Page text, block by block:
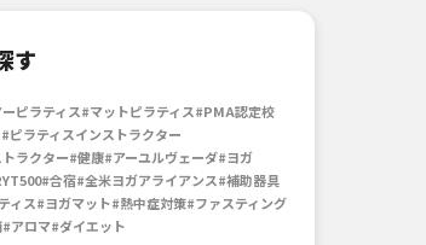
す
ピラティス#マットピラティス#PMA認定校
#ピラティスインストラクター
ラクター#健康#アーユルヴェーダ#ヨガ
#合宿#全米ヨガアライアンス#補助器具
ィス#ヨガマット#熱中症対策#ファスティング
#アロマ#ダイエット